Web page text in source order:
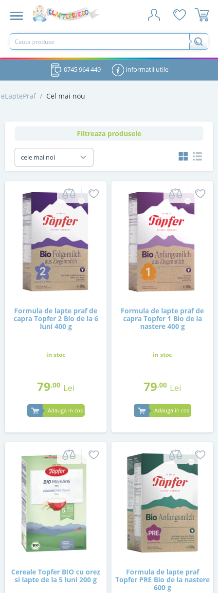
0745 964 449 Informatii utile
eLaptePraf / Cel mai nou
Filtreaza produsele
cele mai noi
Formula de lapte praf de
capra Topfer 2 Bio de la 6
luni 400 g
in stoc
79,00 Lei
Adauga in cos
Formula de lapte praf de
capra Topfer 1 Bio de la
nastere 400 g
in stoc
79,00 Lei
Adauga in cos
Cereale Topfer BIO cu orez
si lapte de la 5 luni 200 g
Formula de lapte praf
Topfer PRE Bio de la nastere
600 g